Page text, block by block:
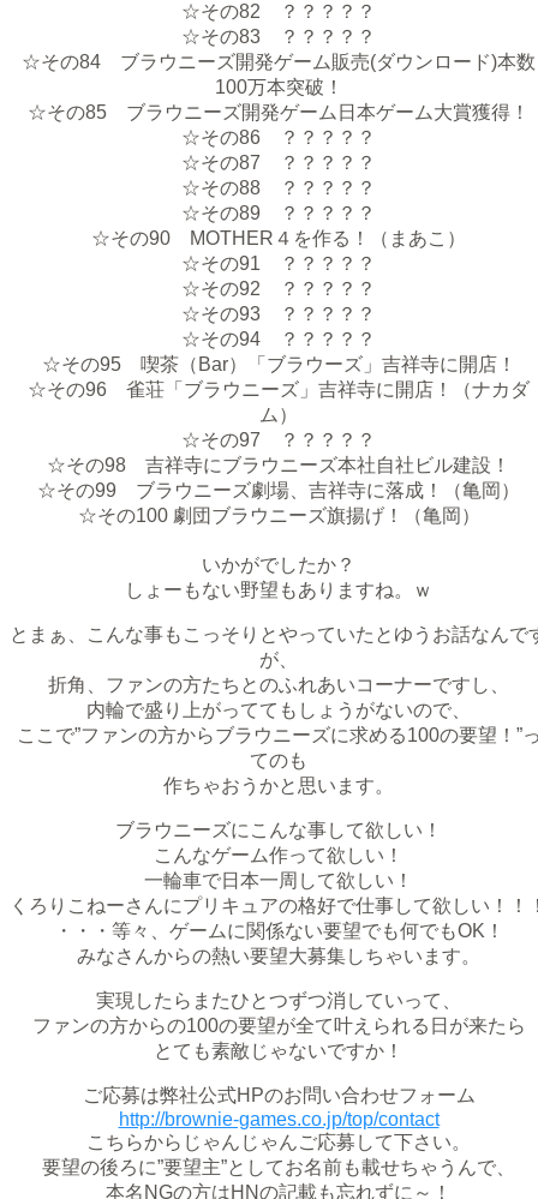
☆その82 ？？？？？
☆その83 ？？？？？
☆その84 ブラウニーズ開発ゲーム販売(ダウンロード)本数
100万本突破！
☆その85 ブラウニーズ開発ゲーム日本ゲーム大賞獲得！
☆その86 ？？？？？
☆その87 ？？？？？
☆その88 ？？？？？
☆その89 ？？？？？
☆その90 MOTHER４を作る！（まあこ）
☆その91 ？？？？？
☆その92 ？？？？？
☆その93 ？？？？？
☆その94 ？？？？？
☆その95 喫茶（Bar）「ブラウーズ」吉祥寺に開店！
☆その96 雀荘「ブラウニーズ」吉祥寺に開店！（ナカダ
ム）
☆その97 ？？？？？
☆その98 吉祥寺にブラウニーズ本社自社ビル建設！
☆その99 ブラウニーズ劇場、吉祥寺に落成！（亀岡）
☆その100 劇団ブラウニーズ旗揚げ！（亀岡）
いかがでしたか？
しょーもない野望もありますね。ｗ
とまぁ、こんな事もこっそりとやっていたとゆうお話なんで
が、
折角、ファンの方たちとのふれあいコーナーですし、
内輪で盛り上がっててもしょうがないので、
ここで”ファンの方からブラウニーズに求める100の要望！”
てのも
作ちゃおうかと思います。
ブラウニーズにこんな事して欲しい！
こんなゲーム作って欲しい！
一輪車で日本一周して欲しい！
くろりこねーさんにプリキュアの格好で仕事して欲しい！！
・・・等々、ゲームに関係ない要望でも何でもOK！
みなさんからの熱い要望大募集しちゃいます。
実現したらまたひとつずつ消していって、
ファンの方からの100の要望が全て叶えられる日が来たら
とても素敵じゃないですか！
ご応募は弊社公式HPのお問い合わせフォーム
http://brownie-games.co.jp/top/contact
こちらからじゃんじゃんご応募して下さい。
要望の後ろに”要望主”としてお名前も載せちゃうんで、
本名NGの方はHNの記載も忘れずに～！